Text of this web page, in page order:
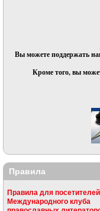
Вы можете поддержать
Кроме того, вы
Правила
Правила для
Международного клуба